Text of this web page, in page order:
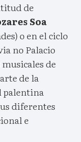
de
Soa
o en el ciclo
no Palacio
de
de la
palentina
diferentes
e